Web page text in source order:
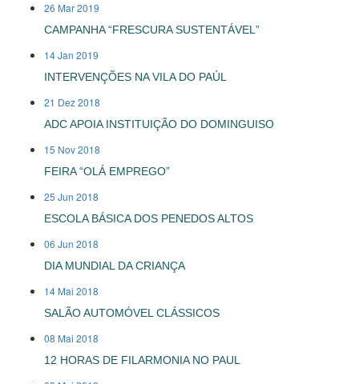
26 Mar 2019
CAMPANHA “FRESCURA SUSTENTÁVEL”
14 Jan 2019
INTERVENÇÕES NA VILA DO PAÚL
21 Dez 2018
ADC APOIA INSTITUIÇÃO DO DOMINGUISO
15 Nov 2018
FEIRA “OLÁ EMPREGO”
25 Jun 2018
ESCOLA BÁSICA DOS PENEDOS ALTOS
06 Jun 2018
DIA MUNDIAL DA CRIANÇA
14 Mai 2018
SALÃO AUTOMÓVEL CLÁSSICOS
08 Mai 2018
12 HORAS DE FILARMONIA NO PAUL